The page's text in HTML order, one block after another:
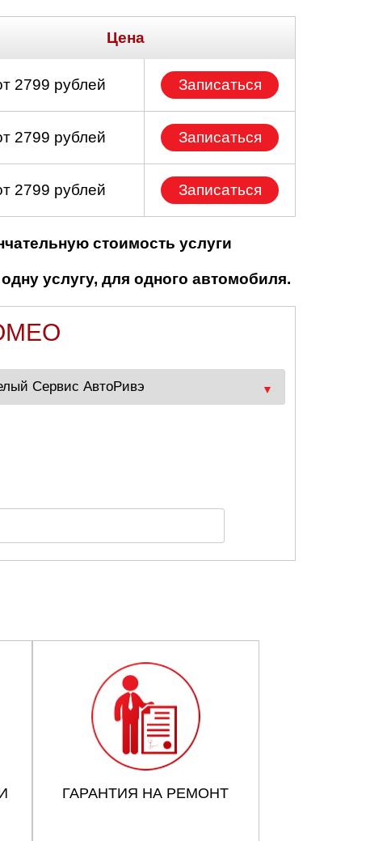
Цена
2799 рублей Записаться
2799 рублей Записаться
2799 рублей Записаться
стоимость услуги
услугу, для одного автомобиля.
ГАРАНТИЯ НА РЕМОНТ